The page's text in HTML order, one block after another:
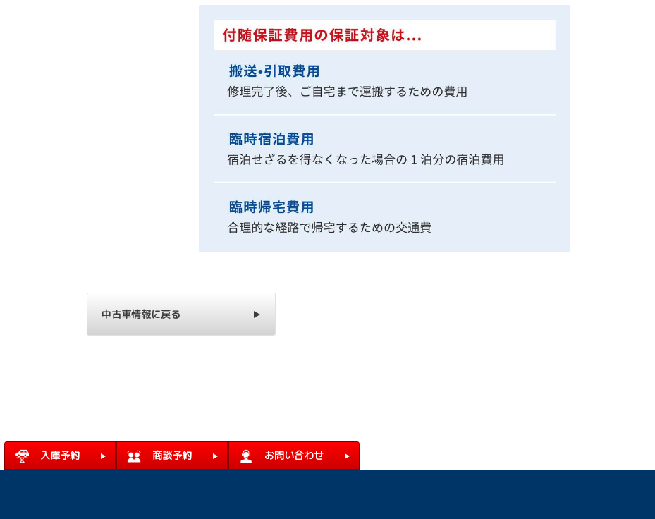
中古車情報に戻る
入庫予約 商談予約 お問い合わせ